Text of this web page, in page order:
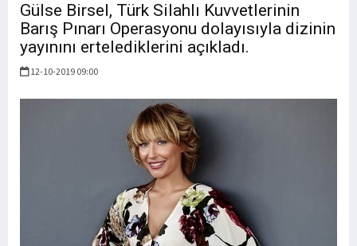
Gülse Birsel, Türk Silahlı Kuvvetlerinin
Barış Pınarı Operasyonu dolayısıyla dizinin
yayınını ertelediklerini açıkladı.
12-10-2019 09:00